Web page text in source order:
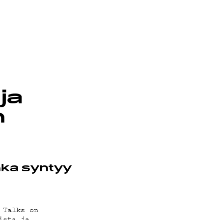
syntyy
Talks on